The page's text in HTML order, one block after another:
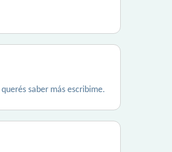
saber más escribime.